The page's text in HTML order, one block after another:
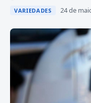
VARIEDADES 24 de